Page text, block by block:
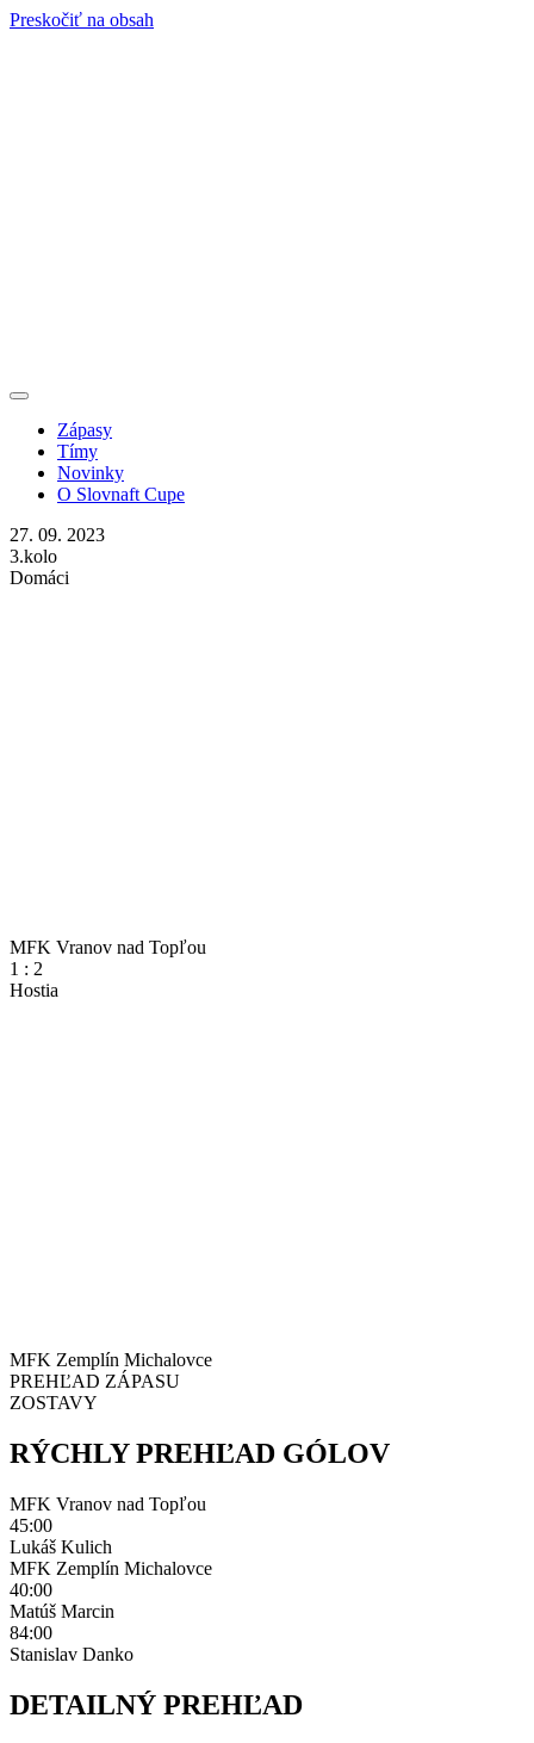
Preskočiť na obsah
Zápasy
Tímy
Novinky
O Slovnaft Cupe
27. 09. 2023
3.kolo
Domáci
MFK Vranov nad Topľou
1 : 2
Hostia
MFK Zemplín Michalovce
PREHĽAD ZÁPASU
ZOSTAVY
RÝCHLY PREHĽAD GÓLOV
MFK Vranov nad Topľou
45:00
Lukáš Kulich
MFK Zemplín Michalovce
40:00
Matúš Marcin
84:00
Stanislav Danko
DETAILNÝ PREHĽAD